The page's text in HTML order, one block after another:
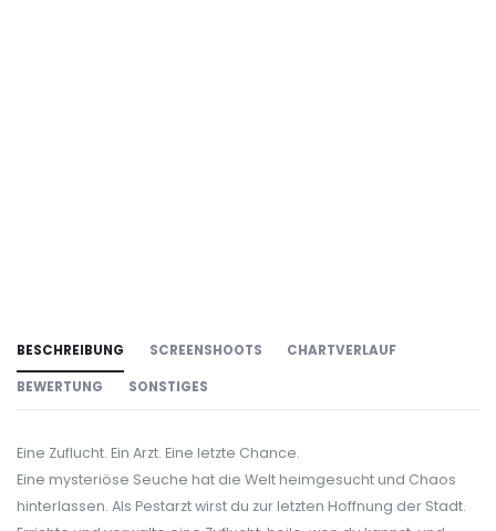
BESCHREIBUNG SCREENSHOOTS CHARTVERLAUF
BEWERTUNG SONSTIGES
Eine Zuflucht. Ein Arzt. Eine letzte Chance.
Eine mysteriöse Seuche hat die Welt heimgesucht und Chaos
hinterlassen. Als Pestarzt wirst du zur letzten Hoffnung der Stadt.